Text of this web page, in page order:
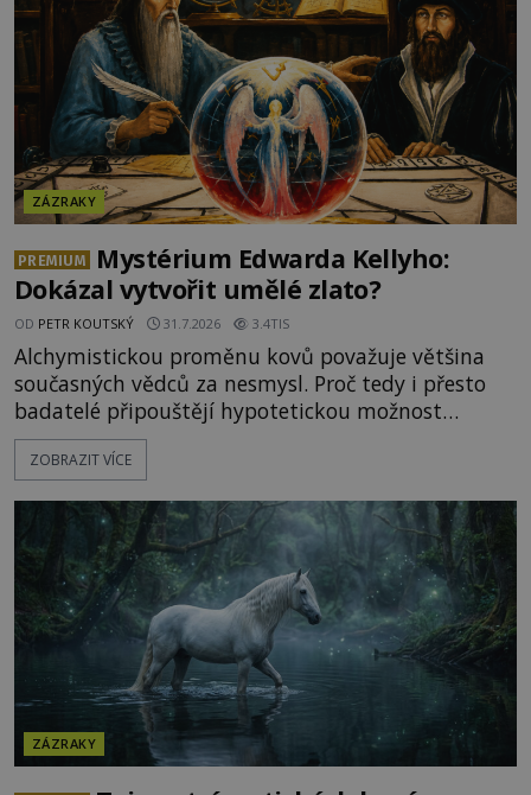
ZÁZRAKY
PREMIUM
Mystérium Edwarda Kellyho:
Dokázal vytvořit umělé zlato?
OD PETR KOUTSKÝ 31.7.2026 3.4TIS
Alchymistickou proměnu kovů považuje většina
současných vědců za nesmysl. Proč tedy i přesto
badatelé připouštějí hypotetickou možnost
transmutace? Mohl její podstatu odhalit anglický
alchymista, vědec a dobrodruh Edward Kelly?
Měšťané pozorují konání muže, který se stává
nesmrtelnou legendou již během
ZOBRAZIT VÍCE
ZÁZRAKY